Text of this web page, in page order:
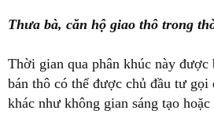
Thưa bà, căn hộ giao thô trong
Thời gian qua phân khúc này được
bán thô có thể được chủ đầu tư
khác như không gian sáng tạo